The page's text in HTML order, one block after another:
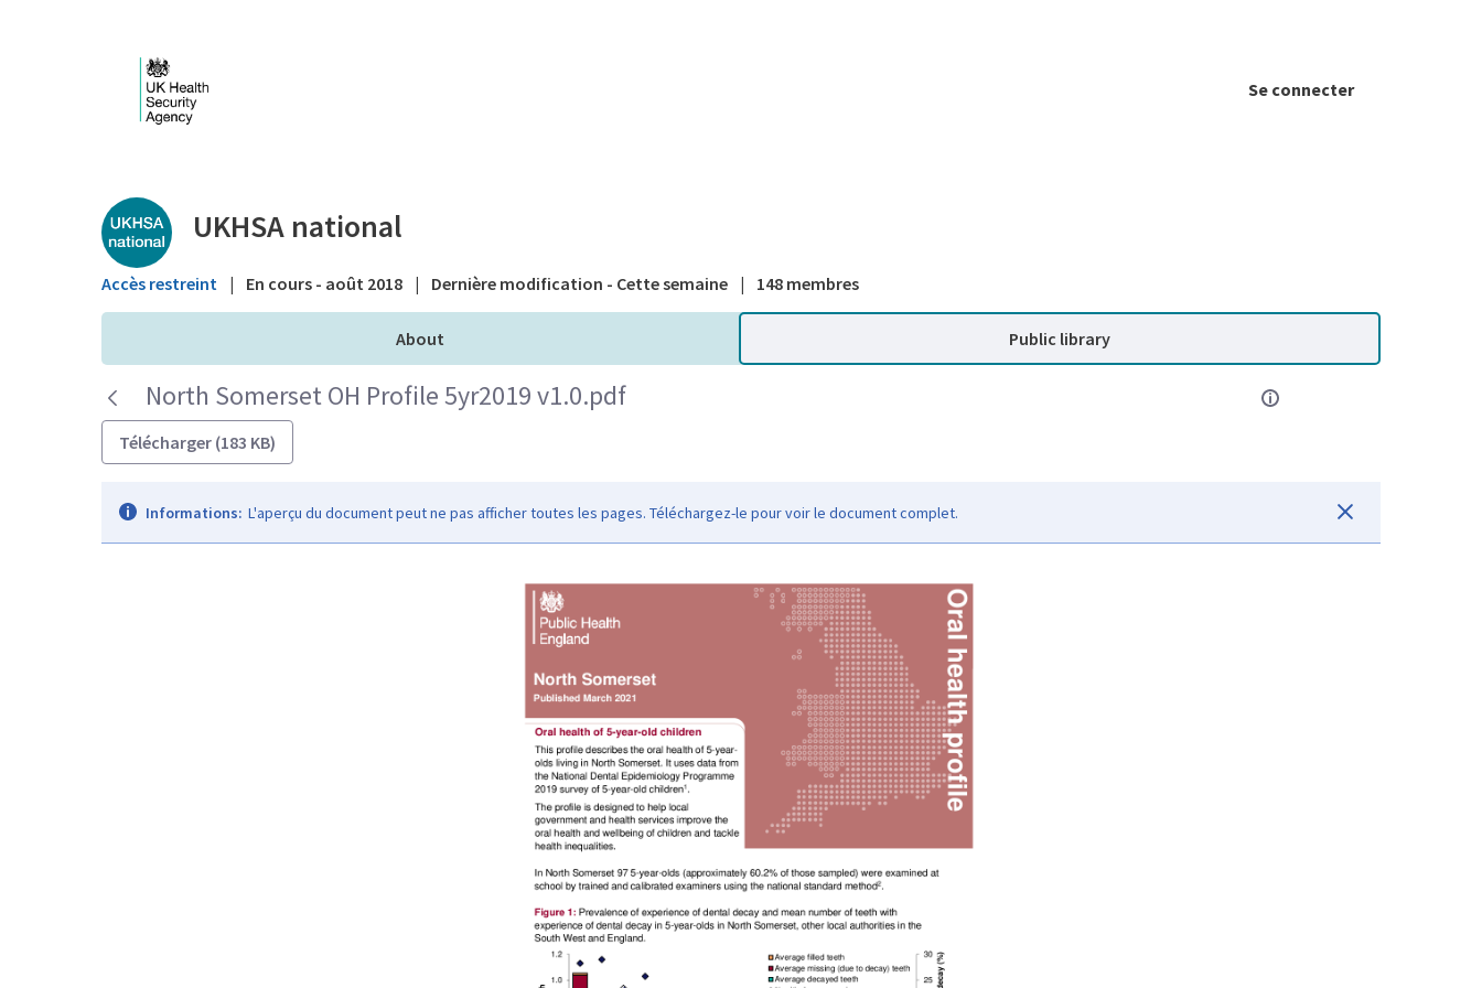
Se connecter
Public library - UKHSA national
UKHSA national
Accès restreint | En cours - août 2018 | Dernière modification - Cette semaine | 148 membres
About Public library
North Somerset OH Profile 5yr2019 v1.0.pdf
Télécharger (183 KB)
Informations: L'aperçu du document peut ne pas afficher toutes les pages. Téléchargez-le pour voir le document complet.